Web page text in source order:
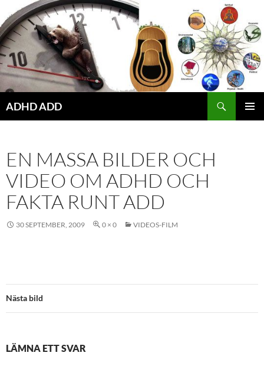
Hoppa
till
innehåll
ADHD ADD
EN MASSA BILDER OCH
VIDEO OM ADHD OCH
FAKTA RUNT ADD
30 SEPTEMBER, 2009 0 × 0 VIDEOS-FILM
Nästa bild
LÄMNA ETT SVAR